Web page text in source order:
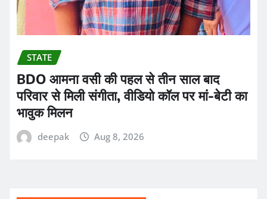
STATE
BDO आमना वसी की पहल से तीन साल बाद
परिवार से मिली संगीता, वीडियो कॉल पर मां-बेटी का
भावुक मिलन
deepak Aug 8, 2026